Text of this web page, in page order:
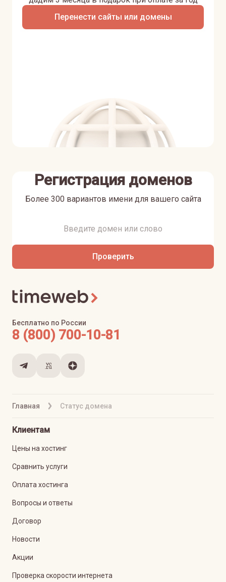
Перенести сайты или домены
Регистрация доменов
Более 300 вариантов имени для вашего сайта
Проверить
Главная Статус домена
Бесплатно по России
8 (800) 700-10-81
Клиентам
Цены на хостинг
Сравнить услуги
Оплата хостинга
Вопросы и ответы
Договор
Новости
Акции
Проверка скорости интернета